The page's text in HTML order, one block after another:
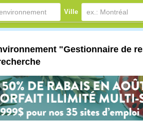
Ville
"Gestionnaire de